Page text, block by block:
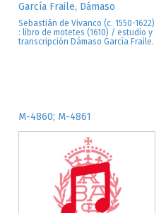
García Fraile, Dámaso
Sebastián de Vivanco (c. 1550-1622)
: libro de motetes (1610) / estudio y
transcripción Dámaso García Fraile.
M-4860; M-4861